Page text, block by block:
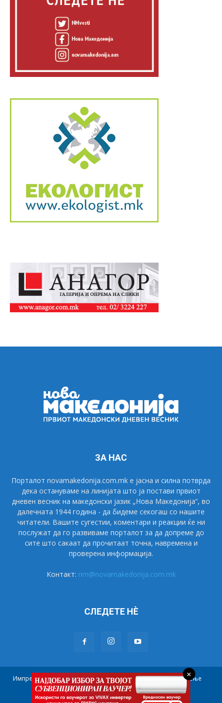
ЗА НАС
Порталот novamakedonija.com.mk е јасна и силна потврда
дека остануваме на линијата што ја постави првиот
дневен весник на македонски јазик „Нова Македонија“, во
далечната 1944 година - да бидеме секогаш со нашите
читатели. Вашите сугестии, коментари и реакции ќе ни
послужат да го развиваме порталот за да допреме до
сите што сакаат да прочитаат точна, навремена и
проверена информација.
Контакт: nm@novamakedonija.com.mk
СЛЕДЕТЕ НÈ
Импресум Маркетинг Претплата
Правила на користење
Контакт
×